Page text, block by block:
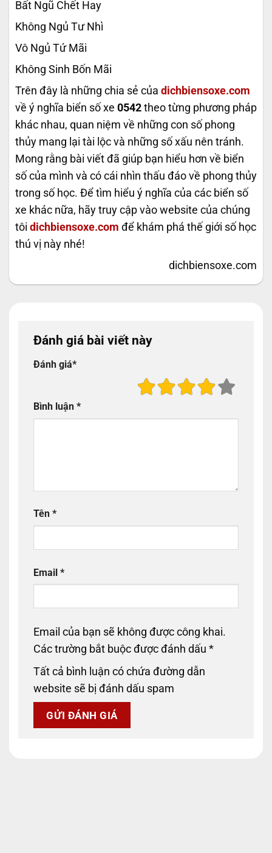
Bất Ngũ Chết Hay
Không Ngủ Tư Nhì
Vô Ngủ Tứ Mãi
Không Sinh Bốn Mãi
Trên đây là những chia sẻ của dichbiensoxe.com
về ý nghĩa biển số xe 0542 theo từng phương pháp
khác nhau, quan niệm về những con số phong
thủy mang lại tài lộc và những số xấu nên tránh.
Mong rằng bài viết đã giúp bạn hiểu hơn về biển
số của mình và có cái nhìn thấu đáo về phong thủy
trong số học. Để tìm hiểu ý nghĩa của các biển số
xe khác nữa, hãy truy cập vào website của chúng
tôi dichbiensoxe.com để khám phá thế giới số học
thú vị này nhé!
dichbiensoxe.com
Đánh giá bài viết này
Đánh giá*
Bình luận *
Tên *
Email *
Email của bạn sẽ không được công khai.
Các trường bắt buộc được đánh dấu *
Tất cả bình luận có chứa đường dẫn
website sẽ bị đánh dấu spam